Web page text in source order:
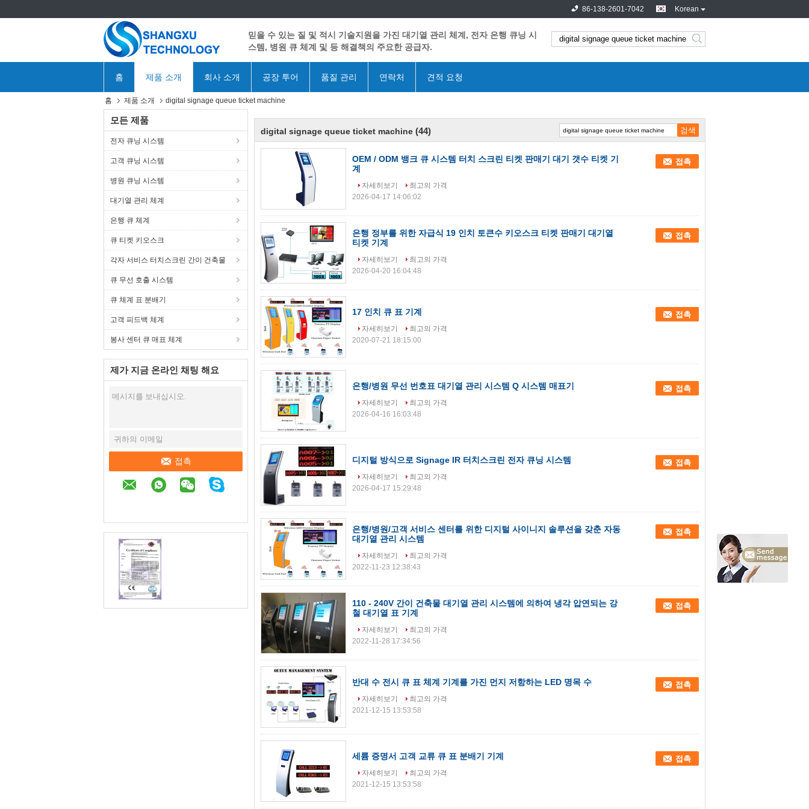
Korean
86-138-2601-7042
믿을 수 있는 질 및 적시 기술지원을 가진 대기열 관리 체계, 전자 은행 큐닝 시
스템, 병원 큐 체계 및 등 해결책의 주요한 공급자.
홈 제품 소개 회사 소개 공장 투어 품질 관리 연락처 견적 요청
홈 제품 소개 digital signage queue ticket machine
모든 제품
전자 큐닝 시스템
고객 큐닝 시스템
병원 큐닝 시스템
대기열 관리 체계
은행 큐 체계
큐 티켓 키오스크
각자 서비스 터치스크린 간이 건축물
큐 무선 호출 시스템
큐 체계 표 분배기
고객 피드백 체계
봉사 센터 큐 매표 체계
제가 지금 온라인 채팅 해요
접촉
digital signage queue ticket machine (44)
OEM / ODM 뱅크 큐 시스템 터치 스크린 티켓 판매기 대기 갯수 티켓 기
계
접촉
자세히보기
최고의 가격
2026-04-17 14:06:02
은행 정부를 위한 자급식 19 인치 토큰수 키오스크 티켓 판매기 대기열
티켓 기계
접촉
자세히보기
최고의 가격
2026-04-20 16:04:48
17 인치 큐 표 기계 접촉
자세히보기
최고의 가격
2020-07-21 18:15:00
은행/병원 무선 번호표 대기열 관리 시스템 Q 시스템 매표기 접촉
자세히보기
최고의 가격
2026-04-16 16:03:48
디지털 방식으로 Signage IR 터치스크린 전자 큐닝 시스템 접촉
자세히보기
최고의 가격
2026-04-17 15:29:48
은행/병원/고객 서비스 센터를 위한 디지털 사이니지 솔루션을 갖춘 자동
대기열 관리 시스템
접촉
자세히보기
최고의 가격
2022-11-23 12:38:43
110 - 240V 간이 건축물 대기열 관리 시스템에 의하여 냉각 압연되는 강
철 대기열 표 기계
접촉
자세히보기
최고의 가격
2022-11-28 17:34:56
반대 수 전시 큐 표 체계 기계를 가진 먼지 저항하는 LED 명목 수 접촉
자세히보기
최고의 가격
2021-12-15 13:53:58
세륨 증명서 고객 교류 큐 표 분배기 기계 접촉
자세히보기
최고의 가격
2021-12-15 13:53:58